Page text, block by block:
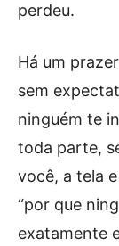
perdeu.
Há um
sem
ninguém te
toda parte,
você, a tela
“por que
exatamente